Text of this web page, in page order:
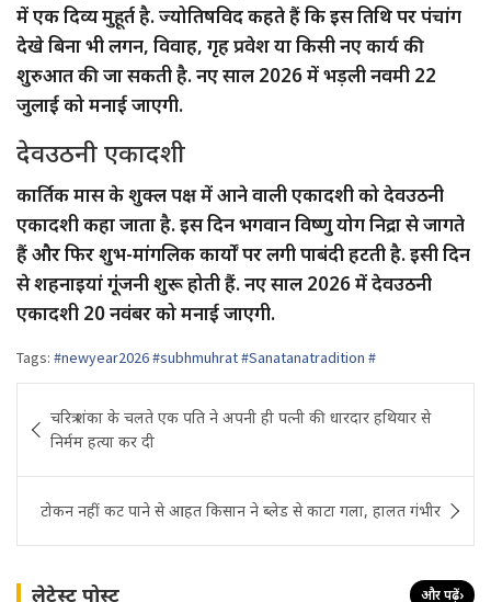
में एक दिव्य मुहूर्त है. ज्योतिषविद कहते हैं कि इस तिथि पर पंचांग
देखे बिना भी लगन, विवाह, गृह प्रवेश या किसी नए कार्य की
शुरुआत की जा सकती है. नए साल 2026 में भड़ली नवमी 22
जुलाई को मनाई जाएगी.
देवउठनी एकादशी
कार्तिक मास के शुक्ल पक्ष में आने वाली एकादशी को देवउठनी
एकादशी कहा जाता है. इस दिन भगवान विष्णु योग निद्रा से जागते
हैं और फिर शुभ-मांगलिक कार्यों पर लगी पाबंदी हटती है. इसी दिन
से शहनाइयां गूंजनी शुरू होती हैं. नए साल 2026 में देवउठनी
एकादशी 20 नवंबर को मनाई जाएगी.
Tags: #newyear2026 #subhmuhrat #Sanatanatradition #
navigation
चरित्र शंका के चलते एक पति ने अपनी ही पत्नी की धारदार हथियार से
निर्मम हत्या कर दी
टोकन नहीं कट पाने से आहत किसान ने ब्लेड से काटा गला, हालत गंभीर
लेटेस्ट पोस्ट और पढ़ें›